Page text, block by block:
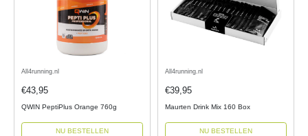
All4running.nl
€43,95
QWIN PeptiPlus Orange 760g
NU BESTELLEN
All4running.nl
€39,95
Maurten Drink Mix 160 Box
NU BESTELLEN